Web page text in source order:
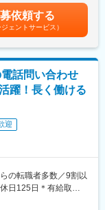
研修があります。
連携による課題解決
および情報品質の維
支援
への情報共有
中心に、当社製品・
だきます。
依頼する
ジェントサービス）
話問い合わせ
躍！長く働ける
迎
の転職者多数／9割以
日125日＊有給取得